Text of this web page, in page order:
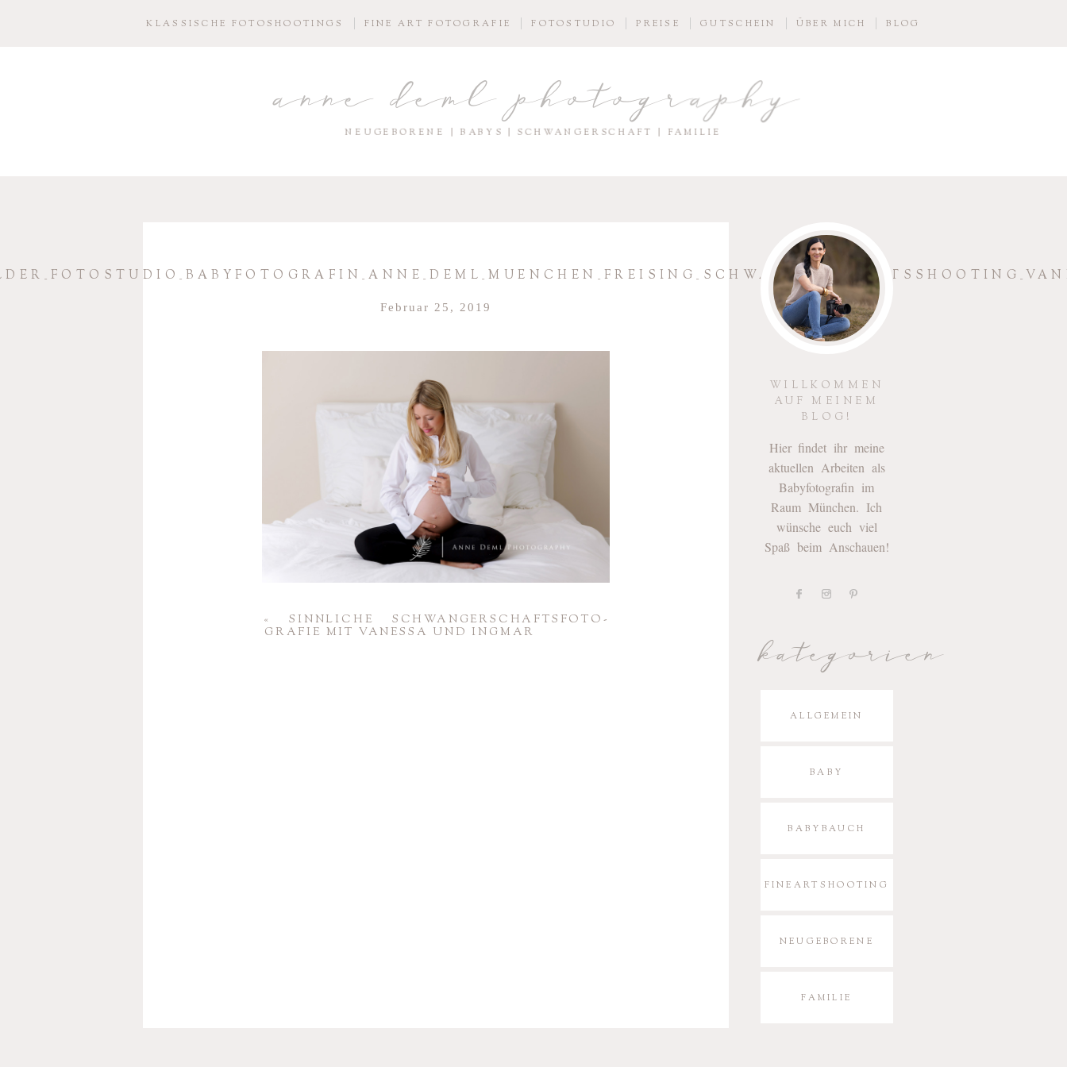
KLASSISCHE FOTOSHOOTINGS FINE ART FOTOGRAFIE FOTOSTUDIO PREISE GUTSCHEIN ÜBER MICH BLOG
NEUGEBORENE | BABYS | SCHWANGERSCHAFT | FAMILIE
anne deml photography
Februar 25, 2019
«
SINN­LICHE SCHWAN­GER­SCHAFTS­FO­TO­
GRAFIE MIT VANESSA UND INGMAR
WILLKOMMEN
AUF MEINEM
BLOG!
Hier findet ihr meine
aktuellen Arbeiten als
Babyfotografin im
Raum München. Ich
wünsche euch viel
Spaß beim Anschauen!
kategorien
ALLGEMEIN
BABY
BABYBAUCH
FINEARTSHOOTING
NEUGEBORENE
FAMILIE